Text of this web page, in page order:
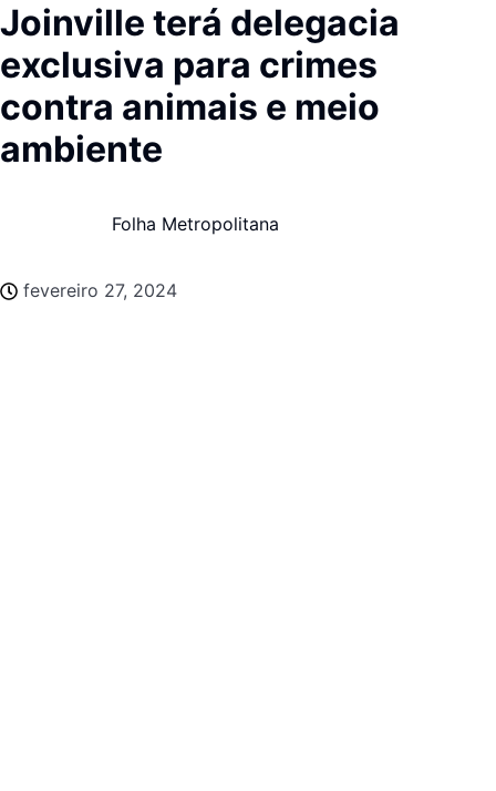
Joinville terá delegacia
exclusiva para crimes
contra animais e meio
ambiente
Folha Metropolitana
fevereiro 27, 2024